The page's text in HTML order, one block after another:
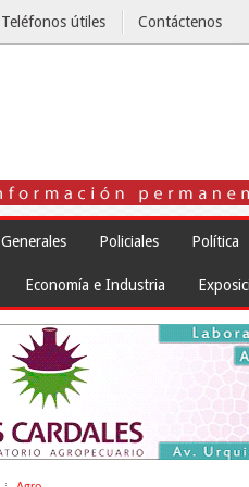
Teléfonos útiles Contáctenos
Generales Policiales Política
Economía e Industria